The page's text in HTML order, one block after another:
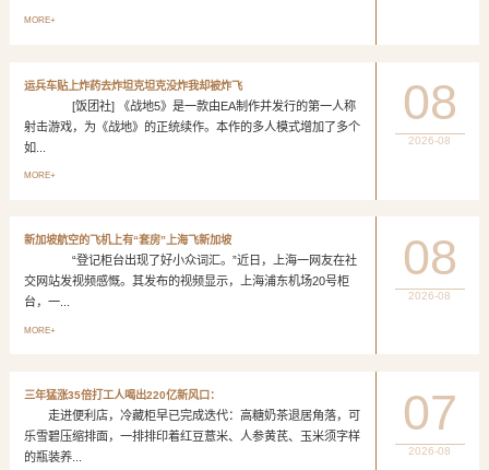
MORE+
运兵车贴上炸药去炸坦克坦克没炸我却被炸飞
[饭团社] 《战地5》是一款由EA制作并发行的第一人称
射击游戏，为《战地》的正统续作。本作的多人模式增加了多个
如...
MORE+
08
2026-08
新加坡航空的飞机上有“套房”上海飞新加坡
“登记柜台出现了好小众词汇。”近日，上海一网友在社
交网站发视频感慨。其发布的视频显示，上海浦东机场20号柜
台，一...
MORE+
08
2026-08
三年猛涨35倍打工人喝出220亿新风口：
走进便利店，冷藏柜早已完成迭代：高糖奶茶退居角落，可
乐雪碧压缩排面，一排排印着红豆薏米、人参黄芪、玉米须字样
的瓶装养...
07
2026-08